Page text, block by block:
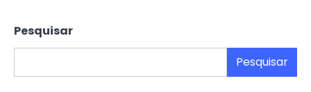
Pesquisar
Pesquisar